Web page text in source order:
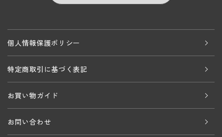
個人情報保護ポリシー
特定商取引に基づく表記
お買い物ガイド
お問い合わせ